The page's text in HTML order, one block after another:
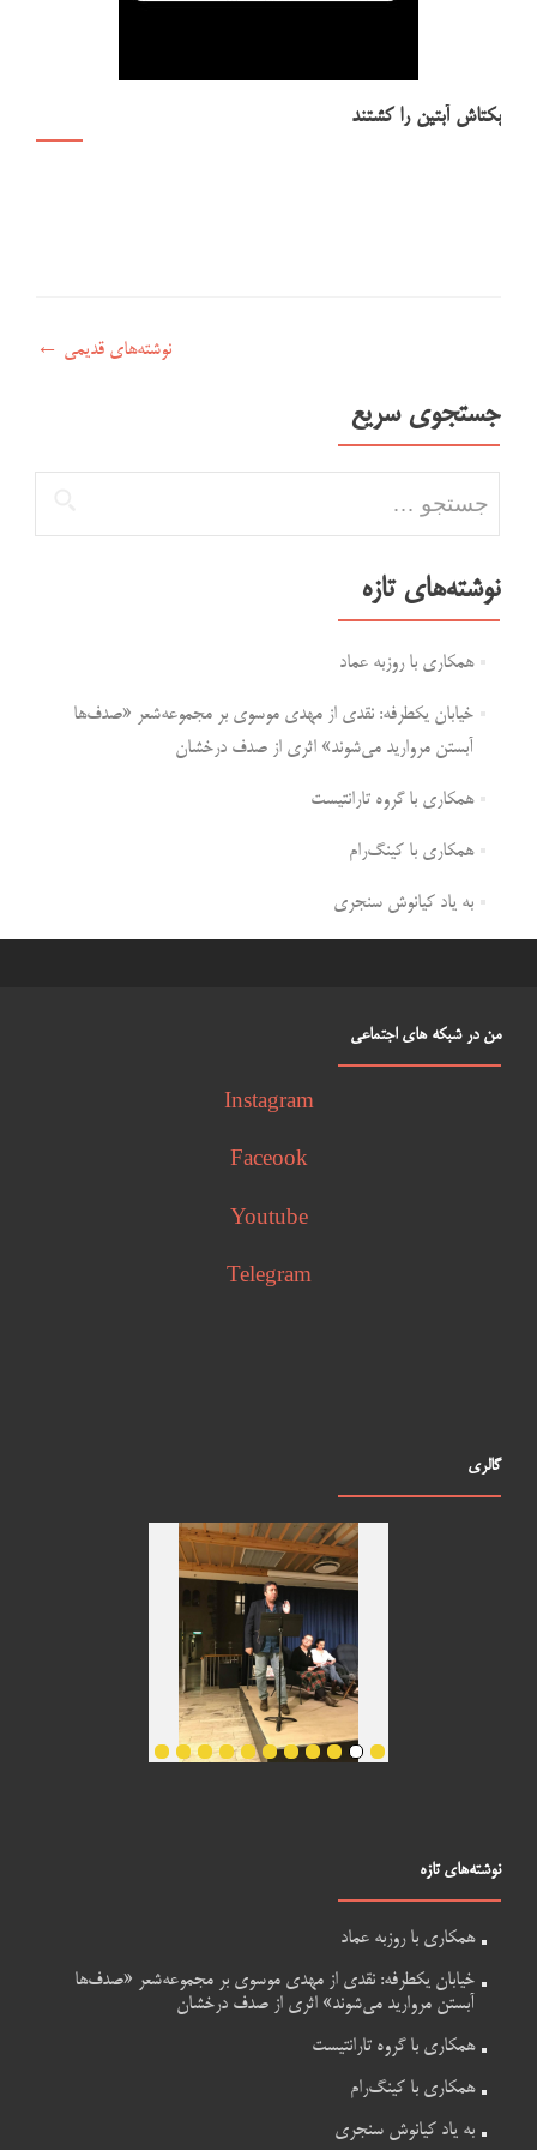
بکتاش آبتین را کشتند
نوشته‌های قدیمی ←
جستجوی سریع
نوشته‌های تازه
همکاری با روزبه عماد
خیابان یکطرفه: نقدی از مهدی موسوی بر مجموعه‌شعر «صدف‌ها
آبستن مروارید می‌شوند» اثری از صدف درخشان
همکاری با گروه تارانتیست
همکاری با کینگ‌رام
به یاد کیانوش سنجری
من در شبکه های اجتماعی
Instagram
Faceook
Youtube
Telegram
گالری
نوشته‌های تازه
همکاری با روزبه عماد
خیابان یکطرفه: نقدی از مهدی موسوی بر مجموعه‌شعر «صدف‌ها
آبستن مروارید می‌شوند» اثری از صدف درخشان
همکاری با گروه تارانتیست
همکاری با کینگ‌رام
به یاد کیانوش سنجری